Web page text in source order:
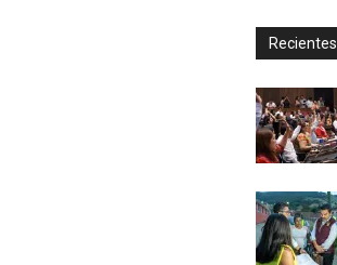
Recientes